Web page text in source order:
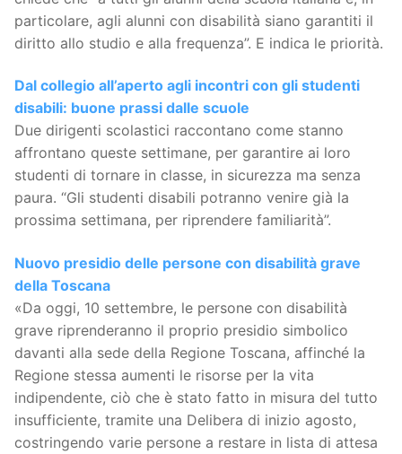
particolare, agli alunni con disabilità siano garantiti il
diritto allo studio e alla frequenza”. E indica le priorità.
Dal collegio all’aperto agli incontri con gli studenti
disabili: buone prassi dalle scuole
Due dirigenti scolastici raccontano come stanno
affrontano queste settimane, per garantire ai loro
studenti di tornare in classe, in sicurezza ma senza
paura. “Gli studenti disabili potranno venire già la
prossima settimana, per riprendere familiarità”.
Nuovo presidio delle persone con disabilità grave
della Toscana
«Da oggi, 10 settembre, le persone con disabilità
grave riprenderanno il proprio presidio simbolico
davanti alla sede della Regione Toscana, affinché la
Regione stessa aumenti le risorse per la vita
indipendente, ciò che è stato fatto in misura del tutto
insufficiente, tramite una Delibera di inizio agosto,
costringendo varie persone a restare in lista di attesa